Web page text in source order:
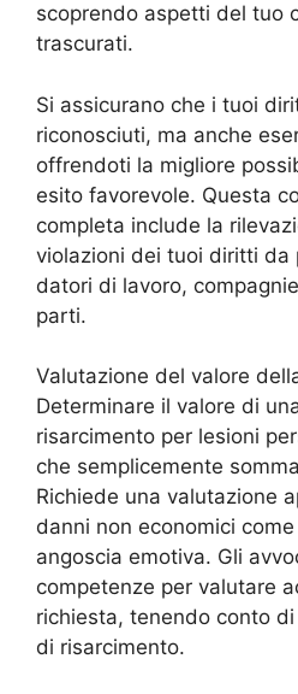
scoprendo aspetti del tuo
trascurati.
Si assicurano che i tuoi
riconosciuti, ma anche
offrendoti la migliore
esito favorevole. Questa
completa include la
violazioni dei tuoi diritti da
datori di lavoro,
parti.
Valutazione del valore
Determinare il valore di
risarcimento per lesioni
che semplicemente
Richiede una valutazione
danni non economici
angoscia emotiva. Gli
competenze per valutare
richiesta, tenendo conto
di risarcimento.